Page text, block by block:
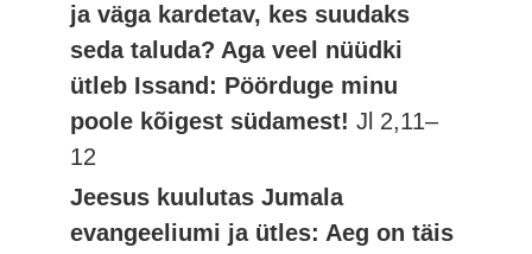
ja väga kardetav, kes suudaks
seda taluda? Aga veel nüüdki
ütleb Issand: Pöörduge minu
poole kõigest südamest!Jl 2,11–
12
Jeesus kuulutas Jumala
evangeeliumi ja ütles: Aeg on täis